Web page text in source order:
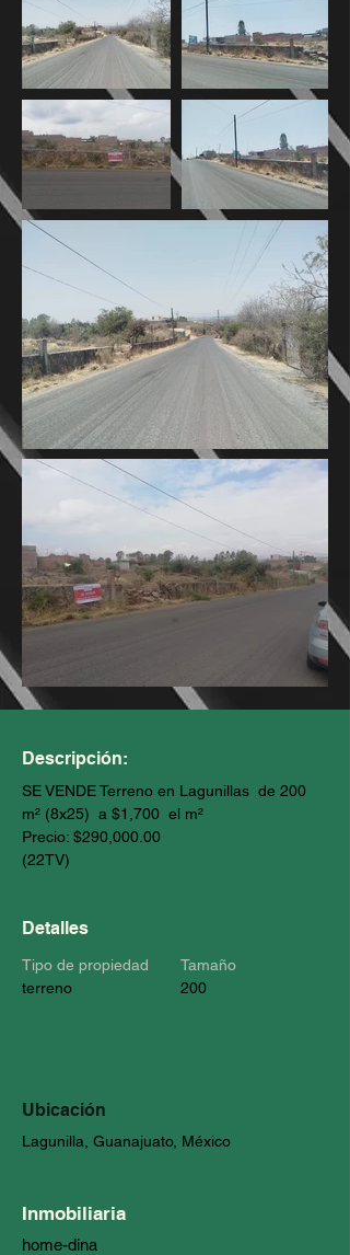
Descripción:
SE VENDE Terreno en Lagunillas  de 200
m² (8x25)  a $1,700  el m²
​Precio: $290,000.00
(22TV)
Detalles
Tipo de propiedad
terreno
Tamaño
200
Ubicación
Lagunilla, Guanajuato, México
Inmobiliaria
home-dina